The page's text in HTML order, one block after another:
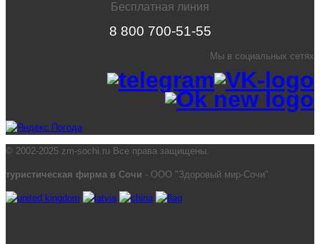
Бесплатная линия
8 800 700-51-55
Мы в социальных сетях
© 2002-2025 zm-sochi.ru Все права защищены.
туристическая фирма в Сочи - ООО "Здоровый мир-Сочи"